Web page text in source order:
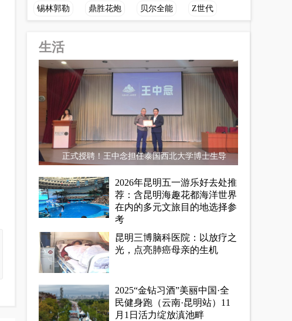
锡林郭勒 鼎胜花炮 贝尔全能 Z世代
生活
正式授聘！王中念担任泰国西北大学博士生导
2026年昆明五一游乐好去处推
荐：含昆明海趣花都海洋世界
在内的多元文旅目的地选择参
考
昆明三博脑科医院：以放疗之
光，点亮肺癌母亲的生机
2025“金钻习酒”美丽中国·全
民健身跑（云南·昆明站）11
月1日活力绽放滇池畔